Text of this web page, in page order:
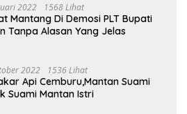
2022 1568 Lihat
Mantang Di Demosi PLT Bupati
Tanpa Alasan Yang Jelas
2022 1536 Lihat
Api Cemburu,Mantan Suami
Suami Mantan Istri